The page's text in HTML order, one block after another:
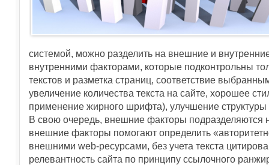
системой, можно разделить на внешние и
внутренними факторами, которые подконтрольны
текстов и разметка страниц, соответствие
увеличение количества текста на сайте, хорошее
применение жирного шрифта), улучшение
В свою очередь, внешние факторы подразделяются
внешние факторы помогают определить
внешними web-ресурсами, без учета текста
релевантность сайта по принципу ссылочного